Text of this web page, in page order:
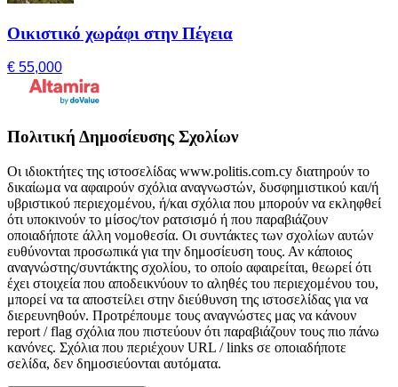
Οικιστικό χωράφι στην Πέγεια
€ 55,000
Πολιτική Δημοσίευσης Σχολίων
Οι ιδιοκτήτες της ιστοσελίδας www.politis.com.cy διατηρούν το
δικαίωμα να αφαιρούν σχόλια αναγνωστών, δυσφημιστικού και/ή
υβριστικού περιεχομένου, ή/και σχόλια που μπορούν να εκληφθεί
ότι υποκινούν το μίσος/τον ρατσισμό ή που παραβιάζουν
οποιαδήποτε άλλη νομοθεσία. Οι συντάκτες των σχολίων αυτών
ευθύνονται προσωπικά για την δημοσίευση τους. Αν κάποιος
αναγνώστης/συντάκτης σχολίου, το οποίο αφαιρείται, θεωρεί ότι
έχει στοιχεία που αποδεικνύουν το αληθές του περιεχομένου του,
μπορεί να τα αποστείλει στην διεύθυνση της ιστοσελίδας για να
διερευνηθούν. Προτρέπουμε τους αναγνώστες μας να κάνουν
report / flag σχόλια που πιστεύουν ότι παραβιάζουν τους πιο πάνω
κανόνες. Σχόλια που περιέχουν URL / links σε οποιαδήποτε
σελίδα, δεν δημοσιεύονται αυτόματα.